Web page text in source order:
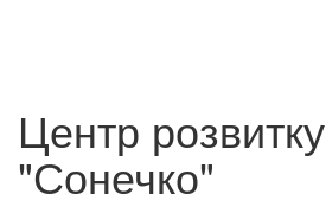
Центр
"Сонечко"